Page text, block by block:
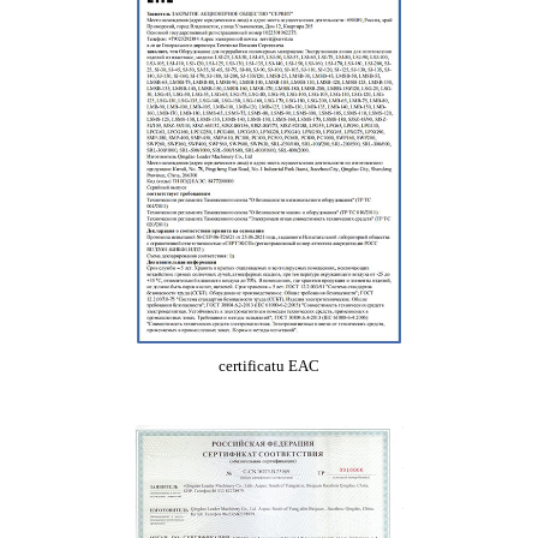
certificatu EAC